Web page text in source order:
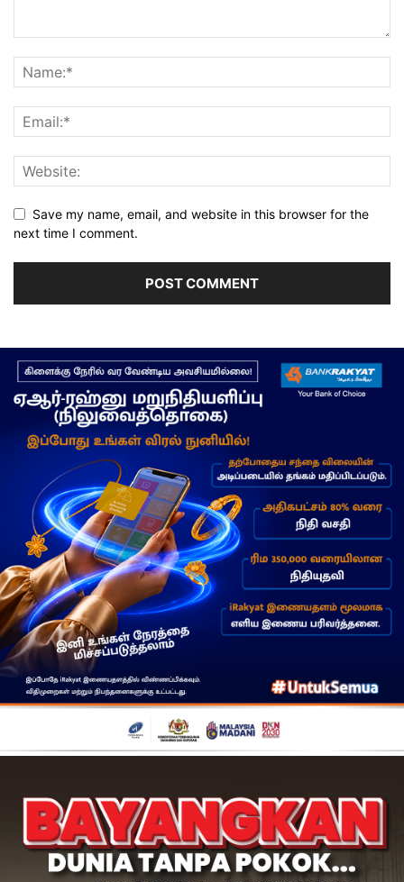
Save my name, email, and website in this browser for the
next time I comment.